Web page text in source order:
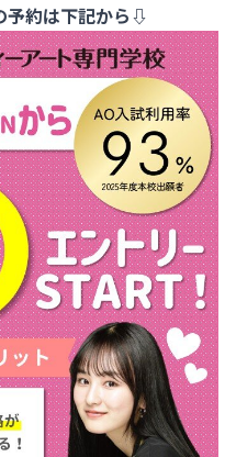
予約は下記から⇩